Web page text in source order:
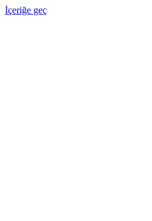
İçeriğe geç